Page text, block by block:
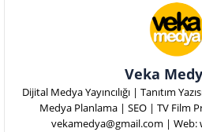
Veka
Dijital Medya Yayıncılığı | Tanıtım
Medya Planlama | SEO | TV Film
vekamedya@gmail.com | Web: